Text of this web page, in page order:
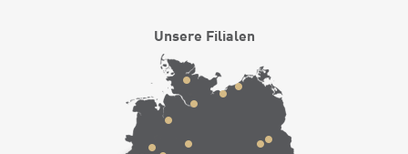
Unsere Filialen